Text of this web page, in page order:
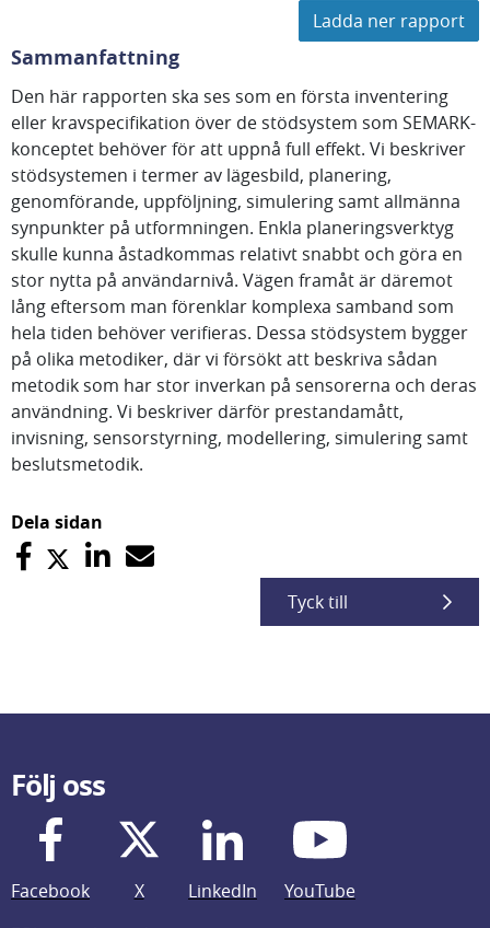
Ladda ner rapport
Sammanfattning
Den här rapporten ska ses som en första inventering
eller kravspecifikation över de stödsystem som SEMARK-
konceptet behöver för att uppnå full effekt. Vi beskriver
stödsystemen i termer av lägesbild, planering,
genomförande, uppföljning, simulering samt allmänna
synpunkter på utformningen. Enkla planeringsverktyg
skulle kunna åstadkommas relativt snabbt och göra en
stor nytta på användarnivå. Vägen framåt är däremot
lång eftersom man förenklar komplexa samband som
hela tiden behöver verifieras. Dessa stödsystem bygger
på olika metodiker, där vi försökt att beskriva sådan
metodik som har stor inverkan på sensorerna och deras
användning. Vi beskriver därför prestandamått,
invisning, sensorstyrning, modellering, simulering samt
beslutsmetodik.
Dela sidan
Tyck till
Följ oss
Facebook X LinkedIn
YouTube